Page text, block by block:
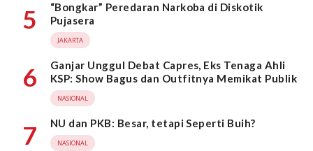
5
“Bongkar” Peredaran Narkoba di Diskotik
Pujasera
JAKARTA
6
Ganjar Unggul Debat Capres, Eks Tenaga Ahli
KSP: Show Bagus dan Outfitnya Memikat Publik
NASIONAL
7 NU dan PKB: Besar, tetapi Seperti Buih?
NASIONAL